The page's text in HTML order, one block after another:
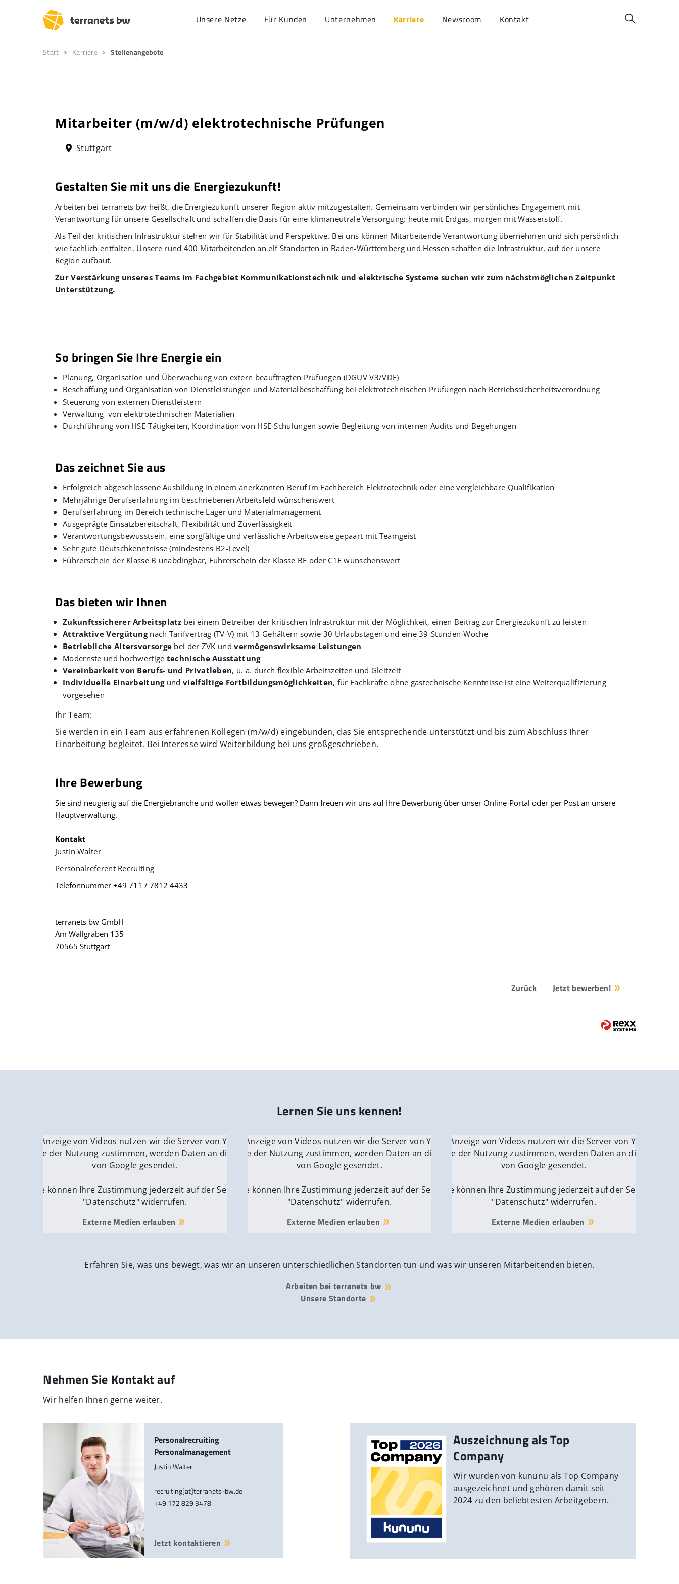
Unsere Netze Für Kunden Unternehmen Karriere Newsroom Kontakt
Start Karriere Stellenangebote
Mitarbeiter (m/w/d) elektrotechnische Prüfungen
Stuttgart
Gestalten Sie mit uns die Energiezukunft!
Arbeiten bei terranets bw heißt, die Energiezukunft unserer Region aktiv mitzugestalten. Gemeinsam verbinden wir persönliches Engagement mit
Verantwortung für unsere Gesellschaft und schaffen die Basis für eine klimaneutrale Versorgung: heute mit Erdgas, morgen mit Wasserstoff.
Als Teil der kritischen Infrastruktur stehen wir für Stabilität und Perspektive. Bei uns können Mitarbeitende Verantwortung übernehmen und sich persönlich
wie fachlich entfalten. Unsere rund 400 Mitarbeitenden an elf Standorten in Baden-Württemberg und Hessen schaffen die Infrastruktur, auf der unsere
Region aufbaut.
Zur Verstärkung unseres Teams im Fachgebiet Kommunikationstechnik und elektrische Systeme suchen wir zum nächstmöglichen Zeitpunkt
Unterstützung.
So bringen Sie Ihre Energie ein
Planung, Organisation und Überwachung von extern beauftragten Prüfungen (DGUV V3/VDE)
Beschaffung und Organisation von Dienstleistungen und Materialbeschaffung bei elektrotechnischen Prüfungen nach Betriebssicherheitsverordnung
Steuerung von externen Dienstleistern
Verwaltung von elektrotechnischen Materialien
Durchführung von HSE-Tätigkeiten, Koordination von HSE-Schulungen sowie Begleitung von internen Audits und Begehungen
Das zeichnet Sie aus
Erfolgreich abgeschlossene Ausbildung in einem anerkannten Beruf im Fachbereich Elektrotechnik oder eine vergleichbare Qualifikation
Mehrjährige Berufserfahrung im beschriebenen Arbeitsfeld wünschenswert
Berufserfahrung im Bereich technische Lager und Materialmanagement
Ausgeprägte Einsatzbereitschaft, Flexibilität und Zuverlässigkeit
Verantwortungsbewusstsein, eine sorgfältige und verlässliche Arbeitsweise gepaart mit Teamgeist
Sehr gute Deutschkenntnisse (mindestens B2-Level)
Führerschein der Klasse B unabdingbar, Führerschein der Klasse BE oder C1E wünschenswert
Das bieten wir Ihnen
Zukunftssicherer Arbeitsplatz bei einem Betreiber der kritischen Infrastruktur mit der Möglichkeit, einen Beitrag zur Energiezukunft zu leisten
Attraktive Vergütungnach Tarifvertrag (TV-V) mit 13 Gehältern sowie 30 Urlaubstagen und eine 39-Stunden-Woche
Betriebliche Altersvorsorge bei der ZVK undvermögenswirksame Leistungen
Modernste und hochwertige technische Ausstattung
Vereinbarkeit von Berufs- und Privatleben, u. a. durch flexible Arbeitszeiten und Gleitzeit
Individuelle Einarbeitungund vielfältige Fortbildungsmöglichkeiten, für Fachkräfte ohne gastechnische Kenntnisse ist eine Weiterqualifizierung
vorgesehen
Ihr Team:
Sie werden in ein Team aus erfahrenen Kollegen (m/w/d) eingebunden, das Sie entsprechende unterstützt und bis zum Abschluss Ihrer
Einarbeitung begleitet. Bei Interesse wird Weiterbildung bei uns großgeschrieben.
Ihre Bewerbung
Sie sind neugierig auf die Energiebranche und wollen etwas bewegen? Dann freuen wir uns auf Ihre Bewerbung über unser Online-Portal oder per Post an unsere
Hauptverwaltung.
Kontakt
Justin Walter
Personalreferent Recruiting
Telefonnummer +49 711 / 7812 4433
terranets bw GmbH
Am Wallgraben 135
70565 Stuttgart
Zurück Jetzt bewerben!
Lernen Sie uns kennen!
Für die Anzeige von Videos nutzen wir die Server von YouTube.
Wenn Sie der Nutzung zustimmen, werden Daten an die Server
von Google gesendet.
Sie können Ihre Zustimmung jederzeit auf der Seite
"Datenschutz" widerrufen.
Externe Medien erlauben
Für die Anzeige von Videos nutzen wir die Server von YouTube.
Wenn Sie der Nutzung zustimmen, werden Daten an die Server
von Google gesendet.
Sie können Ihre Zustimmung jederzeit auf der Seite
"Datenschutz" widerrufen.
Externe Medien erlauben
Für die Anzeige von Videos nutzen wir die Server von YouTube.
Wenn Sie der Nutzung zustimmen, werden Daten an die Server
von Google gesendet.
Sie können Ihre Zustimmung jederzeit auf der Seite
"Datenschutz" widerrufen.
Externe Medien erlauben
Erfahren Sie, was uns bewegt, was wir an unseren unterschiedlichen Standorten tun und was wir unseren Mitarbeitenden bieten.
Arbeiten bei terranets bw
Unsere Standorte
Nehmen Sie Kontakt auf
Wir helfen Ihnen gerne weiter.
Personalrecruiting
Personalmanagement
Justin Walter
recruiting[at]terranets-bw.de
+49 172 829 3478
Jetzt kontaktieren
Auszeichnung als Top
Company
Wir wurden von kununu als Top Company
ausgezeichnet und gehören damit seit
2024 zu den beliebtesten Arbeitgebern.